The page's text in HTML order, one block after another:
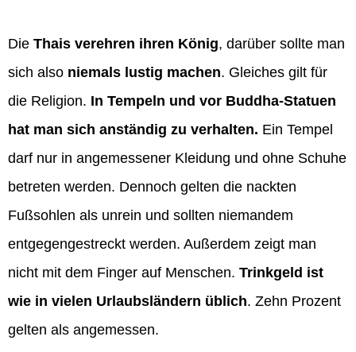
Die Thais verehren ihren König, darüber sollte man
sich also niemals lustig machen. Gleiches gilt für
die Religion. In Tempeln und vor Buddha-Statuen
hat man sich anständig zu verhalten. Ein Tempel
darf nur in angemessener Kleidung und ohne Schuhe
betreten werden. Dennoch gelten die nackten
Fußsohlen als unrein und sollten niemandem
entgegengestreckt werden. Außerdem zeigt man
nicht mit dem Finger auf Menschen. Trinkgeld ist
wie in vielen Urlaubsländern üblich. Zehn Prozent
gelten als angemessen.